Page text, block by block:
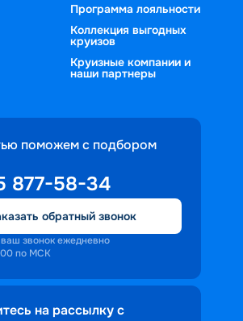
Программа лояльности
Коллекция выгодных
круизов
Круизные компании и
наши партнеры
поможем с подбором
877-58-34
обратный звонок
звонок ежедневно
по МСК
на рассылку с